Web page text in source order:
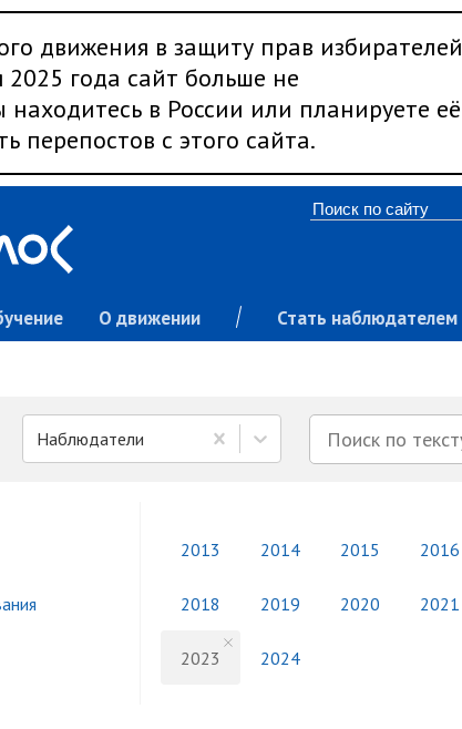
движения в защиту прав избирателей
2025 года сайт больше не
в России или планируете её
перепостов с этого сайта.
О движении Стать наблюдателем
Наблюдатели
2013 2014 2015 2016
2018 2019 2020 2021
2023 2024